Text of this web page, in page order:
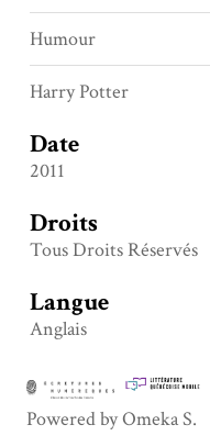
Humour
Harry Potter
Date
2011
Droits
Tous Droits Réservés
Langue
Anglais
Powered by Omeka S.